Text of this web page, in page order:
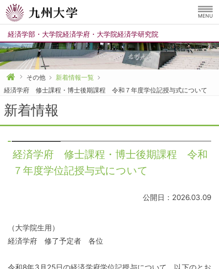
経済学部 ・ 大学院経済学府 ・ 大学院経済学研究院
MENU
その他
新着情報一覧
経済学府 修士課程・博士後期課程 令和７年度学位記授与式について
新着情報
経済学府 修士課程・博士後期課程 令和
７年度学位記授与式について
公開日：2026.03.09
（大学院生用）
経済学府 修了予定者 各位